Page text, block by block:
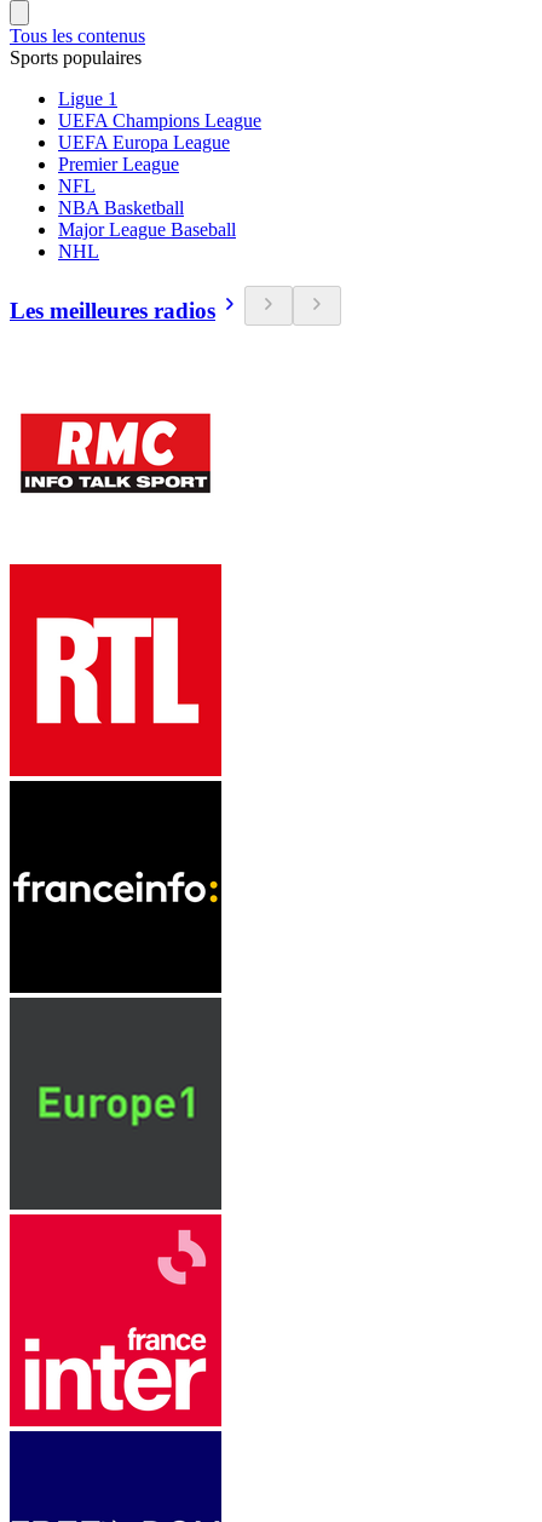
Tous les contenus
Sports populaires
Ligue 1
UEFA Champions League
UEFA Europa League
Premier League
NFL
NBA Basketball
Major League Baseball
NHL
Les meilleures radios